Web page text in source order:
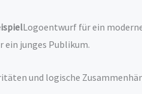
Logoentwurf für ein
ein junges Publikum.
und logische